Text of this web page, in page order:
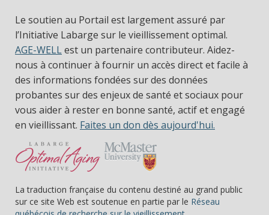
Le soutien au Portail est largement assuré par
l’Initiative Labarge sur le vieillissement optimal.
AGE-WELLest un partenaire contributeur. Aidez-
nous à continuer à fournir un accès direct et facile à
des informations fondées sur des données
probantes sur des enjeux de santé et sociaux pour
vous aider à rester en bonne santé, actif et engagé
en vieillissant. Faites un don dès aujourd'hui.
La traduction française du contenu destiné au grand public
sur ce site Web est soutenue en partie par le Réseau